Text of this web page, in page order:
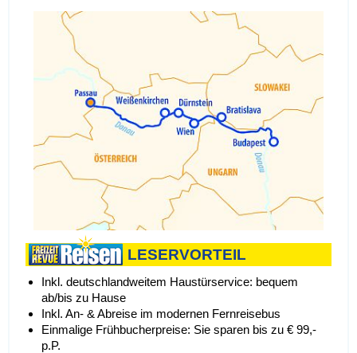
LESERVORTEIL
Inkl. deutschlandweitem Haustürservice: bequem
ab/bis zu Hause
Inkl. An- & Abreise im modernen Fernreisebus
Einmalige Frühbucherpreise: Sie sparen bis zu € 99,-
p.P.